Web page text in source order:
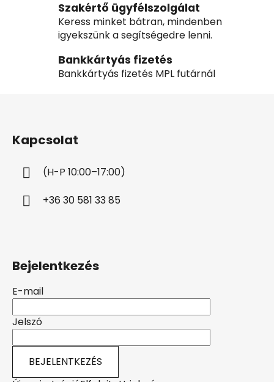
Szakértő ügyfélszolgálat
Keress minket bátran, mindenben
igyekszünk a segítségedre lenni.
Bankkártyás fizetés
Bankkártyás fizetés MPL futárnál
Kapcsolat
(H-P 10:00–17:00)
+36 30 581 33 85
Bejelentkezés
E-mail
Jelszó
BEJELENTKEZÉS